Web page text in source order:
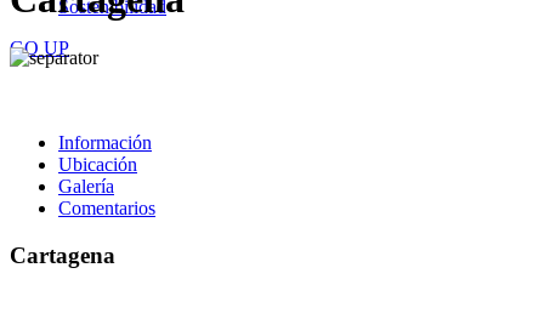
Sostenibilidad
GO UP
Información
Ubicación
Galería
Comentarios
Cartagena